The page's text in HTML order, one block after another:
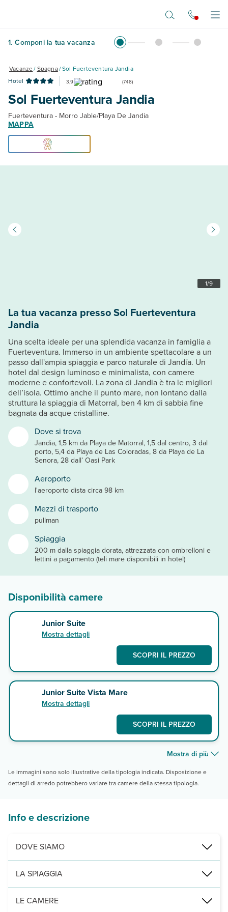
1. Componi la tua vacanza
Vacanze/Spagna/Sol Fuerteventura Jandia
Hotel
3,9 (748)
Sol Fuerteventura Jandia
Fuerteventura - Morro Jable/Playa De Jandia
MAPPA
1/9
Dove si trova
Jandia, 1,5 km da Playa de Matorral, 1,5 dal centro, 3 dal
porto, 5,4 da Playa de Las Coloradas, 8 da Playa de La
Senora, 28 dall’ Oasi Park
Aeroporto
l'aeroporto dista circa 98 km
Mezzi di trasporto
pullman
Spiaggia
200 m dalla spiaggia dorata, attrezzata con ombrelloni e
lettini a pagamento (teli mare disponibili in hotel)
La tua vacanza presso Sol Fuerteventura
Jandia
Una scelta ideale per una splendida vacanza in famiglia a
Fuerteventura. Immerso in un ambiente spettacolare a un
passo dall'ampia spiaggia e parco naturale di Jandía. Un
hotel dal design luminoso e minimalista, con camere
moderne e confortevoli. La zona di Jandia è tra le migliori
dell’isola. Ottimo anche il punto mare, non lontano dalla
struttura la spiaggia di Matorral, ben 4 km di sabbia fine
bagnata da acque cristalline.
Disponibilità camere
Junior Suite
Mostra dettagli
SCOPRI IL PREZZO
Junior Suite Vista Mare
Mostra dettagli
SCOPRI IL PREZZO
Mostra di più
Le immagini sono solo illustrative della tipologia indicata. Disposizione e
dettagli di arredo potrebbero variare tra camere della stessa tipologia.
Info e descrizione
DOVE SIAMO
Jandia, 1,5 km da Playa de Matorral, 1,5 dal centro, 3 dal porto,
LA SPIAGGIA
200 m dalla spiaggia dorata, attrezzata con ombrelloni e lettini a
LE CAMERE